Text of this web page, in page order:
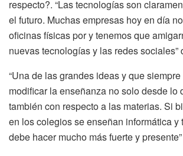
respecto?. “Las tecnologías son
el futuro. Muchas empresas hoy en día
oficinas físicas por y tenemos que
nuevas tecnologías y las redes sociales”
“Una de las grandes ideas y que
modificar la enseñanza no solo desde lo
también con respecto a las materias. Si
en los colegios se enseñan informática y
debe hacer mucho más fuerte y